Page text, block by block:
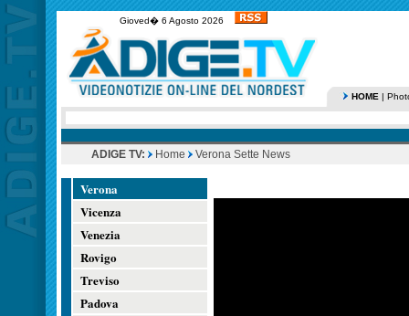
Gioved� 6 Agosto 2026
HOME |
ADIGE TV: Home Verona Sette News
Verona
Vicenza
Venezia
Rovigo
Treviso
Padova